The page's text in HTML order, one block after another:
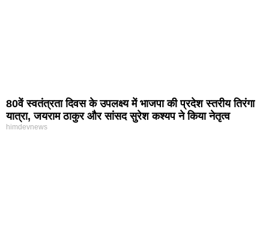
80वें स्वतंत्रता दिवस के उपलक्ष्य में भाजपा की प्रदेश स्तरीय तिरंगा
यात्रा, जयराम ठाकुर और सांसद सुरेश कश्यप ने किया नेतृत्व
himdevnews